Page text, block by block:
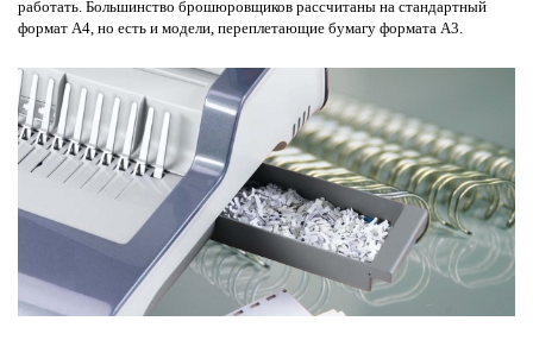
работать. Большинство брошюровщиков рассчитаны на стандартный
формат А4, но есть и модели, переплетающие бумагу формата А3.